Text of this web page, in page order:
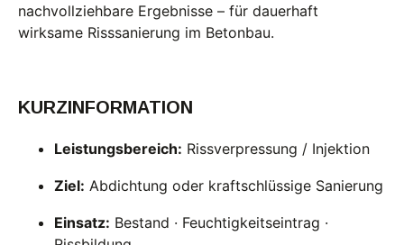
nachvollziehbare Ergebnisse – für dauerhaft
wirksame Risssanierung im Betonbau.
KURZINFORMATION
Leistungsbereich: Rissverpressung / Injektion
Ziel: Abdichtung oder kraftschlüssige Sanierung
Einsatz: Bestand · Feuchtigkeitseintrag ·